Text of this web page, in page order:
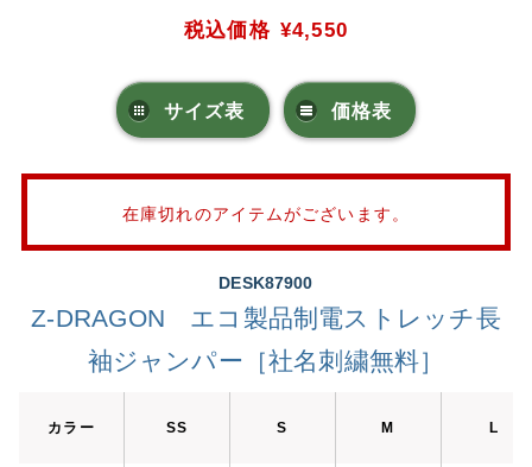
税込価格 ¥4,550
サイズ表 価格表
在庫切れのアイテムがございます。
DESK87900
Z-DRAGON エコ製品制電ストレッチ長
袖ジャンパー［社名刺繍無料］
カラー SS S M L